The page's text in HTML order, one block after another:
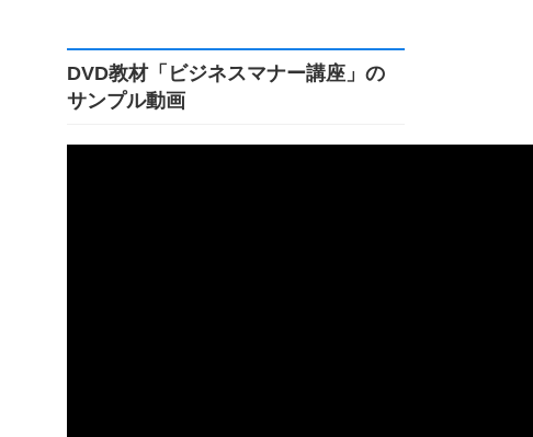
DVD教材「ビジネスマナー講座」の
サンプル動画